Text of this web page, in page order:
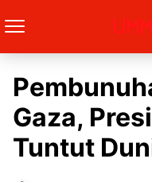
Gaza,
Tuntut